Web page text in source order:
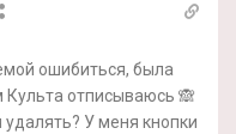
ошибиться, была
Культа отписываюсь 🙈
У меня кнопки